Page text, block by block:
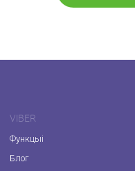
VIBER
Функцыі
Блог